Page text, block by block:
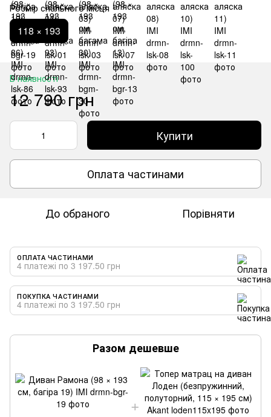
Розмір спального місця
118 × 193
В наявності
12 790 грн
Купити
Оплата частинами
До обраного Порівняти
ОПЛАТА ЧАСТИНАМИ
4 платежі по 3 197.50 грн
ПОКУПКА ЧАСТИНАМИ
4 платежі по 3 197.50 грн
Разом дешевше